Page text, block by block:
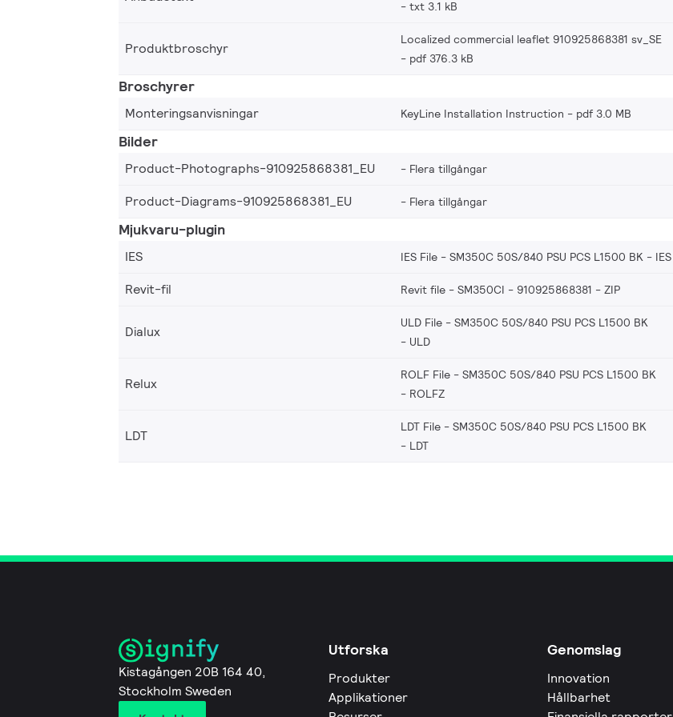
txt 3.1 kB
Produktbroschyr
Localized commercial leaflet 910925868381 sv_SE
pdf 376.3 kB
Broschyrer
Monteringsanvisningar KeyLine Installation Instruction pdf 3.0 MB
Bilder
Product-Photographs-910925868381_EU Flera tillgångar
Product-Diagrams-910925868381_EU
Flera tillgångar
Mjukvaru-plugin
IES IES File - SM350C 50S/840 PSU PCS L1500 BK IES
Revit-fil
Revit file - SM350CI - 910925868381 ZIP
Dialux
ULD File - SM350C 50S/840 PSU PCS L1500 BK
ULD
Relux
ROLF File - SM350C 50S/840 PSU PCS L1500 BK
ROLFZ
LDT
LDT File - SM350C 50S/840 PSU PCS L1500 BK
LDT
Kistagången 20B 164 40,
Stockholm Sweden
Utforska
Produkter
Applikationer
Genomslag
Innovation
Hållbarhet